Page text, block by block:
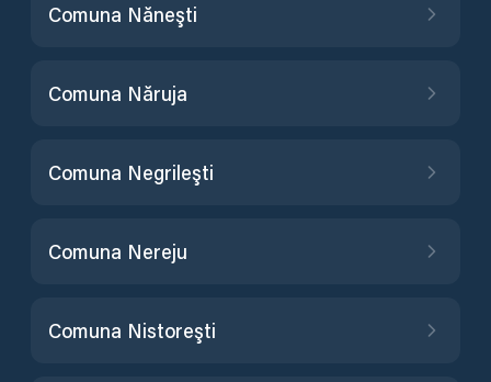
Comuna Năneşti
Comuna Năruja
Comuna Negrileşti
Comuna Nereju
Comuna Nistoreşti